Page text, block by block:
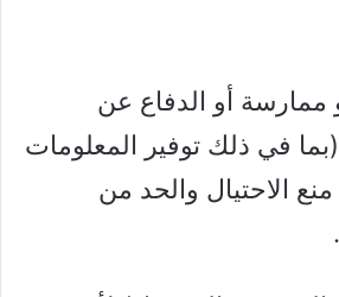
ممارسة أو الدفاع عن
(بما في ذلك توفير المعلومات
الاحتيال والحد من